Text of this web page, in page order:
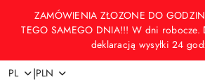
Przejdź do treści głównej
Przejdź do wyszukiwarki
Przejdź do moje konto
Przejdź do menu głównego
Przejdź do opisu produktu
Przejdź do stopki
ZAMÓWIENIA ZŁOZONE DO
TEGO SAMEGO DNIA!!! W dni robocze.
deklaracją wysyłki 24
PL |PLN